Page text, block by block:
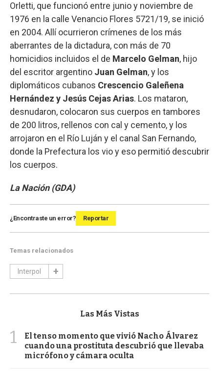
Orletti, que funcionó entre junio y noviembre de
1976 en la calle Venancio Flores 5721/19, se inició
en 2004. Allí ocurrieron crímenes de los más
aberrantes de la dictadura, con más de 70
homicidios incluidos el de Marcelo Gelman, hijo
del escritor argentino Juan Gelman, y los
diplomáticos cubanos Crescencio Galeñena
Hernández y Jesús Cejas Arias. Los mataron,
desnudaron, colocaron sus cuerpos en tambores
de 200 litros, rellenos con cal y cemento, y los
arrojaron en el Río Luján y el canal San Fernando,
donde la Prefectura los vio y eso permitió descubrir
los cuerpos.
La Nación (GDA)
¿Encontraste un error? Reportar
Temas relacionados
Interpol
Las Más Vistas
1
El tenso momento que vivió Nacho Álvarez
cuando una prostituta descubrió que llevaba
micrófono y cámara oculta